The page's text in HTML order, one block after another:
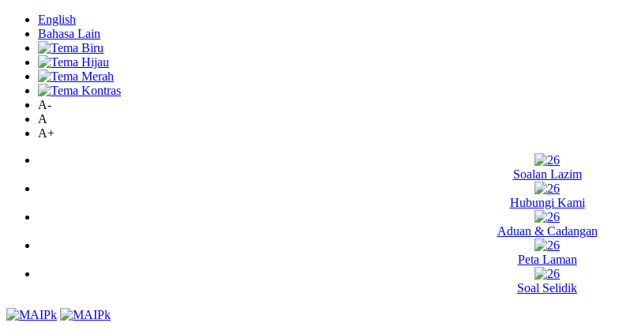
English
Bahasa Lain
A-
A
A+
Soalan Lazim
Hubungi Kami
Aduan & Cadangan
Peta Laman
Soal Selidik